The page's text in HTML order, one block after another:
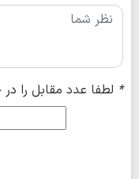
* لطفا عدد مقابل را